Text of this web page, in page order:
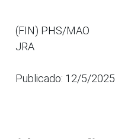
(FIN) PHS/MAO
JRA
Publicado: 12/5/2025